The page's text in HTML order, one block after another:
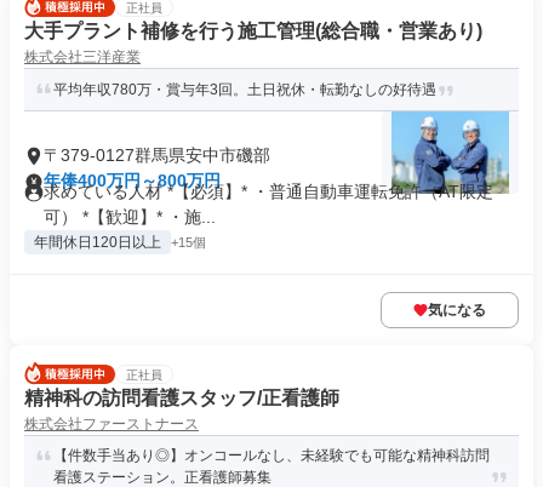
正社員
大手プラント補修を行う施工管理(総合職・営業あり)
株式会社三洋産業
平均年収780万・賞与年3回。土日祝休・転勤なしの好待遇
〒379-0127群馬県安中市磯部
年俸400万円～800万円
求めている人材 *【必須】* ・普通自動車運転免許（AT限定
可） *【歓迎】* ・施...
年間休日120日以上 +15個
気になる
正社員
精神科の訪問看護スタッフ/正看護師
株式会社ファーストナース
【件数手当あり◎】オンコールなし、未経験でも可能な精神科訪問
看護ステーション。正看護師募集